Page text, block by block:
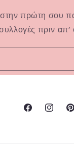
πρώτη σου
πριν απ’
Facebook